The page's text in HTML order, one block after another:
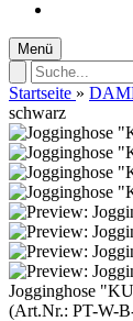
Menü
Startseite »
schwarz
Jogginghose
(Art.Nr.: PT-W-